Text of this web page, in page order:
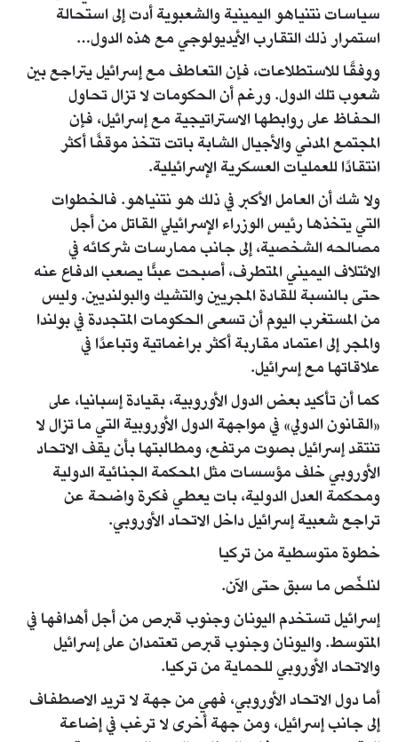
سياسات نتنياهو اليمينية والشعبوية أدت إلى استحالة
استمرار ذلك التقارب الأيديولوجي مع هذه الدول…
ووفقًا للاستطلاعات، فإن التعاطف مع إسرائيل يتراجع بين
شعوب تلك الدول. ورغم أن الحكومات لا تزال تحاول
الحفاظ على روابطها الاستراتيجية مع إسرائيل، فإن
المجتمع المدني والأجيال الشابة باتت تتخذ موقفًا أكثر
انتقادًا للعمليات العسكرية الإسرائيلية.
ولا شك أن العامل الأكبر في ذلك هو نتنياهو. فالخطوات
التي يتخذها رئيس الوزراء الإسرائيلي القاتل من أجل
مصالحه الشخصية، إلى جانب ممارسات شركائه في
الائتلاف اليميني المتطرف، أصبحت عبئًا يصعب الدفاع عنه
حتى بالنسبة للقادة المجريين والتشيك والبولنديين. وليس
من المستغرب اليوم أن تسعى الحكومات المتجددة في بولندا
والمجر إلى اعتماد مقاربة أكثر براغماتية وتباعدًا في
علاقاتها مع إسرائيل.
كما أن تأكيد بعض الدول الأوروبية، بقيادة إسبانيا، على
«القانون الدولي» في مواجهة الدول الأوروبية التي ما تزال لا
تنتقد إسرائيل بصوت مرتفع، ومطالبتها بأن يقف الاتحاد
الأوروبي خلف مؤسسات مثل المحكمة الجنائية الدولية
ومحكمة العدل الدولية، بات يعطي فكرة واضحة عن
تراجع شعبية إسرائيل داخل الاتحاد الأوروبي.
خطوة متوسطية من تركيا
لنلخّص ما سبق حتى الآن.
إسرائيل تستخدم اليونان وجنوب قبرص من أجل أهدافها في
المتوسط. واليونان وجنوب قبرص تعتمدان على إسرائيل
والاتحاد الأوروبي للحماية من تركيا.
أما دول الاتحاد الأوروبي، فهي من جهة لا تريد الاصطفاف
إلى جانب إسرائيل، ومن جهة أخرى لا ترغب في إضاعة